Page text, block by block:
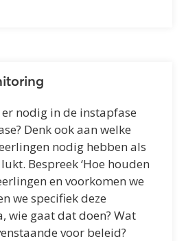
nodig in de instapfase
Denk ook aan welke
nodig hebben als
Bespreek ‘Hoe houden
en voorkomen we
we specifiek deze
wie gaat dat doen? Wat
voor beleid?